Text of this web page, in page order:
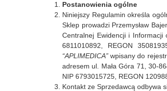
Postanowienia ogólne
Niniejszy Regulamin określa
Sklep prowadzi Przemysław
Centralnej Ewidencji i Informacji
6811010892, REGON
“APLIMEDICA” wpisany do
adresem ul. Mała Góra 71, 30-
NIP 6793015725, REGON
Kontakt ze Sprzedawcą odbywa